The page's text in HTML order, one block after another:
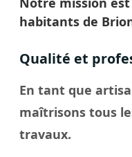
habitants de
Qualité et
En tant que
maîtrisons tous
travaux.